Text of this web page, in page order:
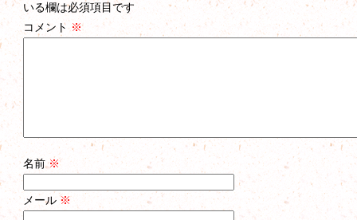
いる欄は必須項目です
コメント ※
名前※
メール ※